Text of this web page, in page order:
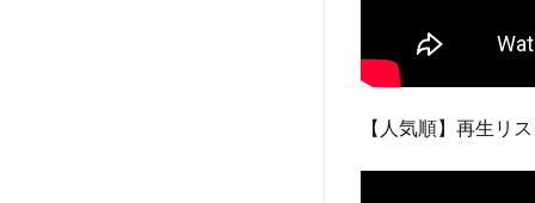
【人気順】再生リ